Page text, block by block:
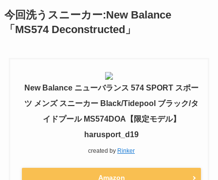
今回洗うスニーカー:New Balance
「MS574 Deconstructed」
New Balance ニューバランス 574 SPORT スポー
ツ メンズ スニーカー Black/Tidepool ブラック/タ
イドプール MS574DOA【限定モデル】
harusport_d19
created by Rinker
Amazon